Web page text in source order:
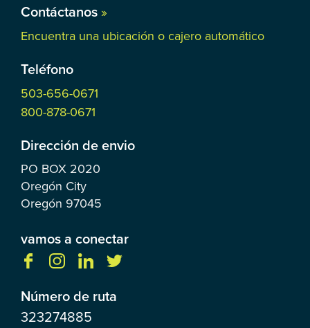
Contáctanos »
Encuentra una ubicación o cajero automático
Teléfono
503-656-0671
800-878-0671
Dirección de envio
PO BOX 2020
Oregón City
Oregón 97045
vamos a conectar
Número de ruta
323274885